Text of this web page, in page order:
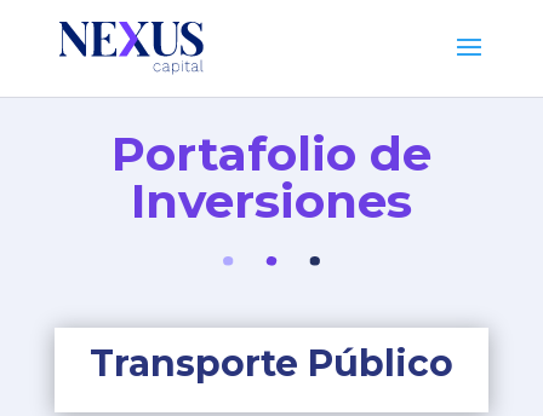
Portafolio de
Inversiones
Transporte Público